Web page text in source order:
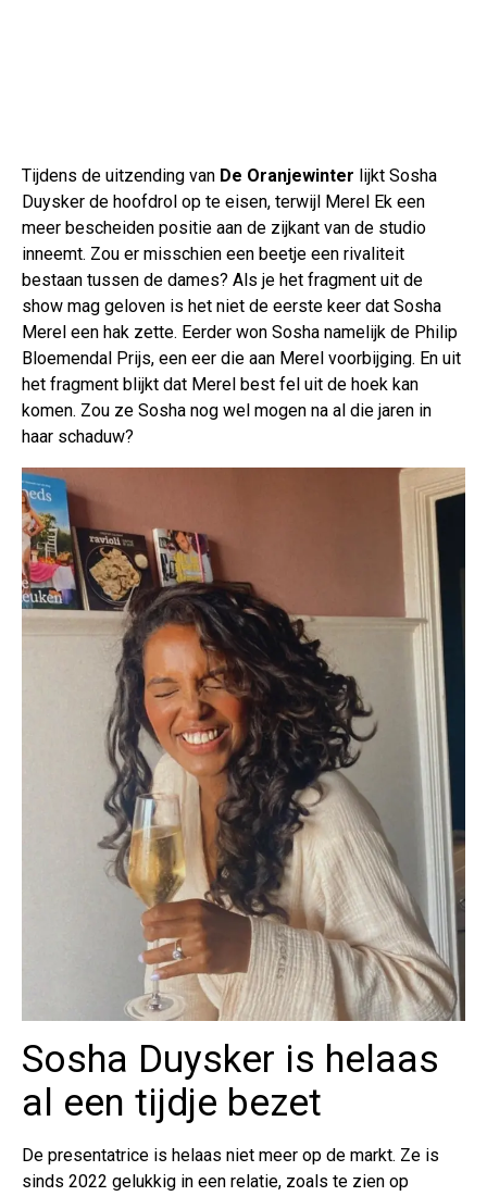
Tijdens de uitzending van De Oranjewinter lijkt Sosha
Duysker de hoofdrol op te eisen, terwijl Merel Ek een
meer bescheiden positie aan de zijkant van de studio
inneemt. Zou er misschien een beetje een rivaliteit
bestaan tussen de dames? Als je het fragment uit de
show mag geloven is het niet de eerste keer dat Sosha
Merel een hak zette. Eerder won Sosha namelijk de Philip
Bloemendal Prijs, een eer die aan Merel voorbijging. En uit
het fragment blijkt dat Merel best fel uit de hoek kan
komen. Zou ze Sosha nog wel mogen na al die jaren in
haar schaduw?
Sosha Duysker is helaas
al een tijdje bezet
De presentatrice is helaas niet meer op de markt. Ze is
sinds 2022 gelukkig in een relatie, zoals te zien op